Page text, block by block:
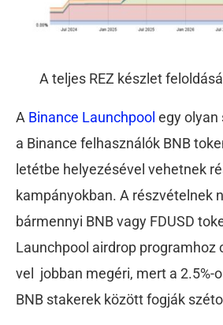
A teljes REZ készlet
A Binance Launchpool egy olyan
a Binance felhasználók BNB
letétbe helyezésével vehetnek
kampányokban. A részvételnek
bármennyi BNB vagy FDUSD
Launchpool airdrop programhoz
vel jobban megéri, mert a 2.5%-
BNB stakerek között fogják